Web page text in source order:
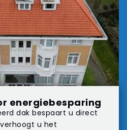
energiebesparing
dak bespaart u direct
u het